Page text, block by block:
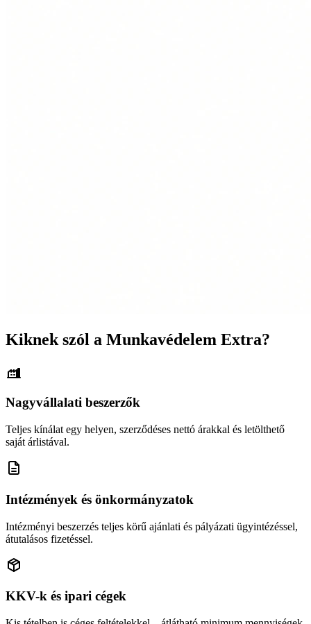
Kiknek szól a Munkavédelem Extra?
Nagyvállalati beszerzők
Teljes kínálat egy helyen, szerződéses nettó árakkal és letölthető
saját árlistával.
Intézmények és önkormányzatok
Intézményi beszerzés teljes körű ajánlati és pályázati ügyintézéssel,
átutalásos fizetéssel.
KKV-k és ipari cégek